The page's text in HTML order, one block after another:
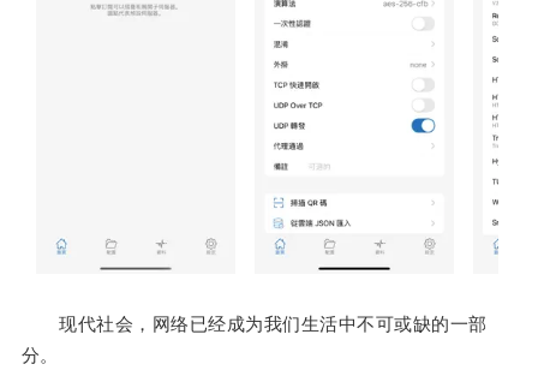
现代社会，网络已经成为我们生活中不可或缺的一部
分。